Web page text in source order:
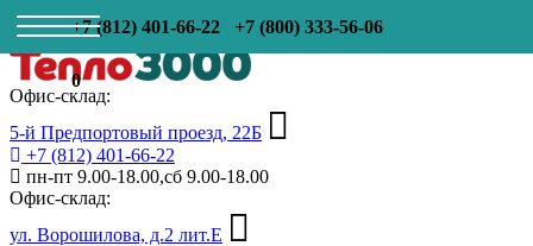
+7 (812) 401-66-22 +7 (800) 333-56-06
0
Офис-склад:
5-й Предпортовый проезд, 22Б
+7 (812) 401-66-22
пн-пт 9.00-18.00,сб 9.00-18.00
Офис-склад:
ул. Ворошилова, д.2 лит.Е